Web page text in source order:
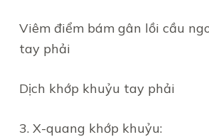
Viêm điểm bám gân lồi cầu
tay phải
Dịch khớp khuỷu tay phải
3. X-quang khớp khuỷu: